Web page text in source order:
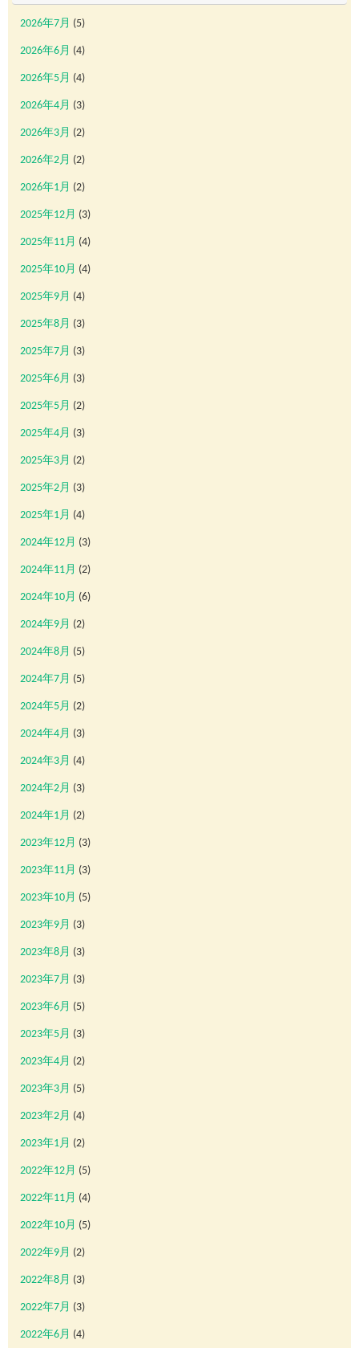
2026年7月 (5)
2026年6月 (4)
2026年5月 (4)
2026年4月 (3)
2026年3月 (2)
2026年2月 (2)
2026年1月 (2)
2025年12月 (3)
2025年11月 (4)
2025年10月 (4)
2025年9月 (4)
2025年8月 (3)
2025年7月 (3)
2025年6月 (3)
2025年5月 (2)
2025年4月 (3)
2025年3月 (2)
2025年2月 (3)
2025年1月 (4)
2024年12月 (3)
2024年11月 (2)
2024年10月 (6)
2024年9月 (2)
2024年8月 (5)
2024年7月 (5)
2024年5月 (2)
2024年4月 (3)
2024年3月 (4)
2024年2月 (3)
2024年1月 (2)
2023年12月 (3)
2023年11月 (3)
2023年10月 (5)
2023年9月 (3)
2023年8月 (3)
2023年7月 (3)
2023年6月 (5)
2023年5月 (3)
2023年4月 (2)
2023年3月 (5)
2023年2月 (4)
2023年1月 (2)
2022年12月 (5)
2022年11月 (4)
2022年10月 (5)
2022年9月 (2)
2022年8月 (3)
2022年7月 (3)
2022年6月 (4)